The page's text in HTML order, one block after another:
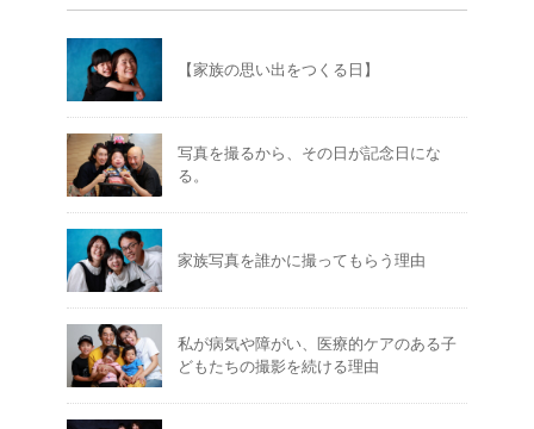
【家族の思い出をつくる日】
写真を撮るから、その日が記念日にな
る。
家族写真を誰かに撮ってもらう理由
私が病気や障がい、医療的ケアのある子
どもたちの撮影を続ける理由